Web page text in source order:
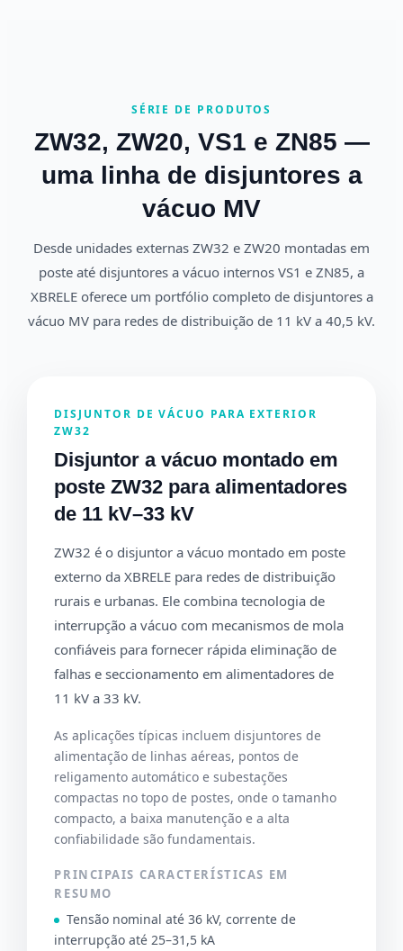
SÉRIE DE PRODUTOS
ZW32, ZW20, VS1 e ZN85 —
uma linha de disjuntores a
vácuo MV
Desde unidades externas ZW32 e ZW20 montadas em
poste até disjuntores a vácuo internos VS1 e ZN85, a
XBRELE oferece um portfólio completo de disjuntores a
vácuo MV para redes de distribuição de 11 kV a 40,5 kV.
DISJUNTOR DE VÁCUO PARA EXTERIOR
ZW32
Disjuntor a vácuo montado em
poste ZW32 para alimentadores
de 11 kV–33 kV
ZW32 é o disjuntor a vácuo montado em poste
externo da XBRELE para redes de distribuição
rurais e urbanas. Ele combina tecnologia de
interrupção a vácuo com mecanismos de mola
confiáveis para fornecer rápida eliminação de
falhas e seccionamento em alimentadores de
11 kV a 33 kV.
As aplicações típicas incluem disjuntores de
alimentação de linhas aéreas, pontos de
religamento automático e subestações
compactas no topo de postes, onde o tamanho
compacto, a baixa manutenção e a alta
confiabilidade são fundamentais.
PRINCIPAIS CARACTERÍSTICAS EM
RESUMO
Tensão nominal até 36 kV, corrente de
interrupção até 25–31,5 kA